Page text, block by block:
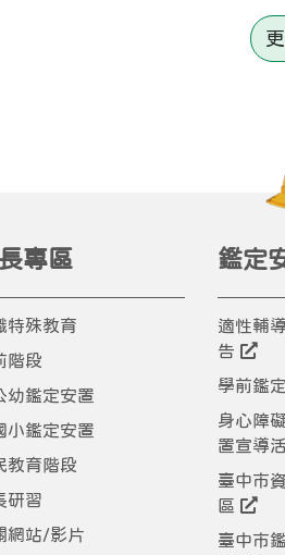
專區
特殊教育
階段
幼鑑定安置
小鑑定安置
教育階段
研習
網站/影片
鑑定
適性輔
告
學前鑑
身心障
置宣導
臺中市
區
臺中市